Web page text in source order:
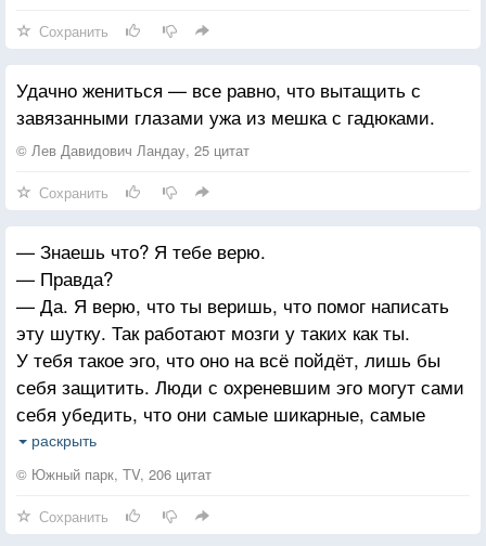
А когда чуть плелась обратно,
Слизывая пот с боков,
Показался ей месяц над хатой
Одним из ее щенков.
Глядела она, скуля,
А месяц скользил тонкий
И скрылся за холм в полях.
И глухо, как от подачки,
Когда бросят ей камень в смех,
Покатились глаза собачьи
Золотыми звездами в снег.
Сохранить
Удачно жениться — все равно, что вытащить с
завязанными глазами ужа из мешка с гадюками.
© Лев Давидович Ландау, 25 цитат
Сохранить
— Знаешь что? Я тебе верю.
— Правда?
— Да. Я верю, что ты веришь, что помог написать
эту шутку. Так работают мозги у таких как ты.
У тебя такое эго, что оно на всё пойдёт, лишь бы
себя защитить. Люди с охреневшим эго могут сами
себя убедить, что они самые шикарные, самые
талантливые, хотя на самом деле они просто мешки
с дерьмом.
раскрыть
© Южный парк, TV, 206 цитат
Сохранить